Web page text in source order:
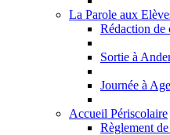
La Parole aux
Rédaction de
Sortie à
Journée à
Accueil Périscolaire
Règlement